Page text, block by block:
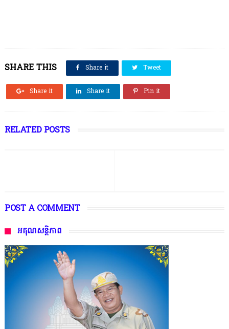
SHARE THIS Share it Tweet
Share it Share it Pin it
RELATED POSTS
POST A COMMENT
អគុណសន្តិភាព